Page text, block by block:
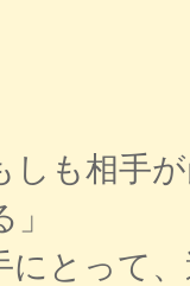
しも相手
にとって